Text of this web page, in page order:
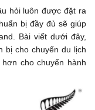
hỏi luôn được đặt ra
bị đầy đủ sẽ giúp
Bài viết dưới đây,
bị cho chuyến du lịch
cho chuyến hành